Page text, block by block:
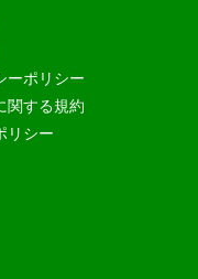
ーポリシー
関する規約
リシー